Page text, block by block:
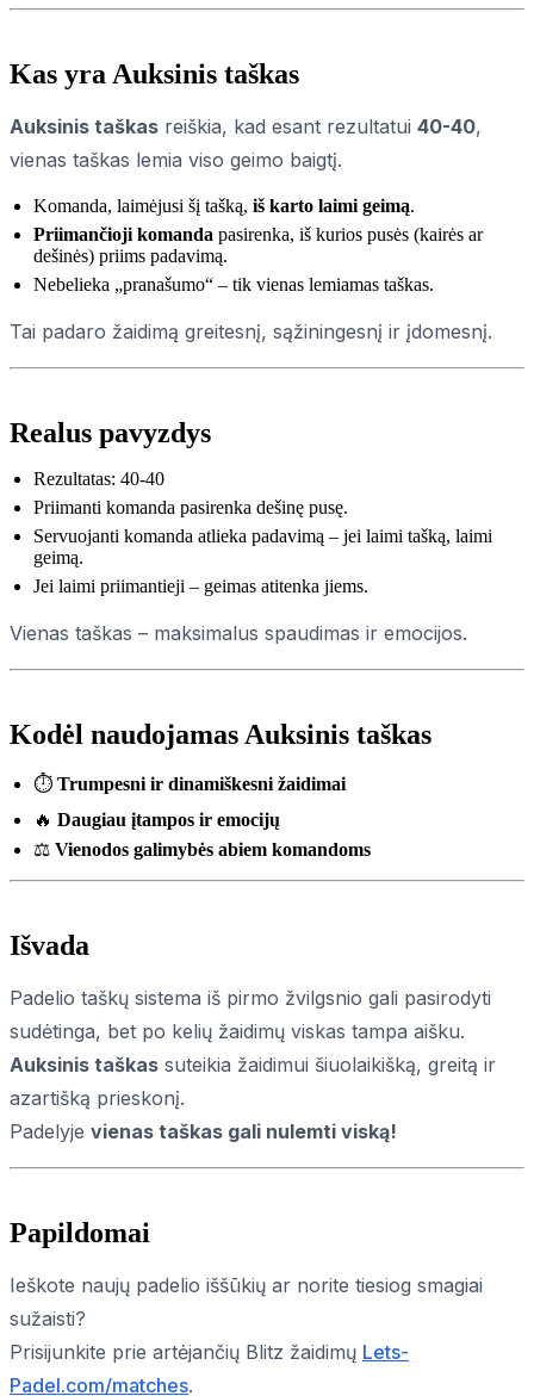
Kas yra Auksinis taškas
Auksinis taškas reiškia, kad esant rezultatui 40-40,
vienas taškas lemia viso geimo baigtį.
Komanda, laimėjusi šį tašką, iš karto laimi geimą.
Priimančioji komanda pasirenka, iš kurios pusės (kairės ar
dešinės) priims padavimą.
Nebelieka „pranašumo“ – tik vienas lemiamas taškas.
Tai padaro žaidimą greitesnį, sąžiningesnį ir įdomesnį.
Realus pavyzdys
Rezultatas: 40-40
Priimanti komanda pasirenka dešinę pusę.
Servuojanti komanda atlieka padavimą – jei laimi tašką, laimi
geimą.
Jei laimi priimantieji – geimas atitenka jiems.
Vienas taškas – maksimalus spaudimas ir emocijos.
Kodėl naudojamas Auksinis taškas
⏱ Trumpesni ir dinamiškesni žaidimai
🔥 Daugiau įtampos ir emocijų
⚖️ Vienodos galimybės abiem komandoms
Išvada
Padelio taškų sistema iš pirmo žvilgsnio gali pasirodyti
sudėtinga, bet po kelių žaidimų viskas tampa aišku.
Auksinis taškas suteikia žaidimui šiuolaikišką, greitą ir
azartišką prieskonį.
Padelyje vienas taškas gali nulemti viską!
Papildomai
Ieškote naujų padelio iššūkių ar norite tiesiog smagiai
sužaisti?
Prisijunkite prie artėjančių Blitz žaidimų Lets-
Padel.com/matches.